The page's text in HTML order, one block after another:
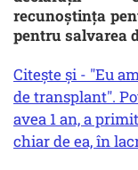
recunoștința
pentru salvarea
Citește și - "Eu
de transplant".
avea 1 an, a
chiar de ea, în